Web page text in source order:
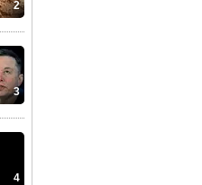
2
3
4